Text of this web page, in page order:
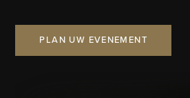
PLAN UW EVENEMENT